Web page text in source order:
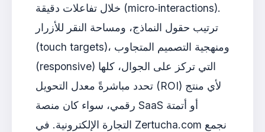
خلال تفاعلات دقيقة (micro‑interactions).
ترتيب حقول النماذج، ومساحة النقر للأزرار
(touch targets)، ومنهجية التصميم المتجاوب
(responsive) التي تركز على الجوال، كلها
تحدد مباشرةً معدل التحويل (ROI) لأي منتج
رقمي، سواء كان منصة SaaS أو أتمتة
التجارة الإلكترونية. في Zertucha.com نجمع